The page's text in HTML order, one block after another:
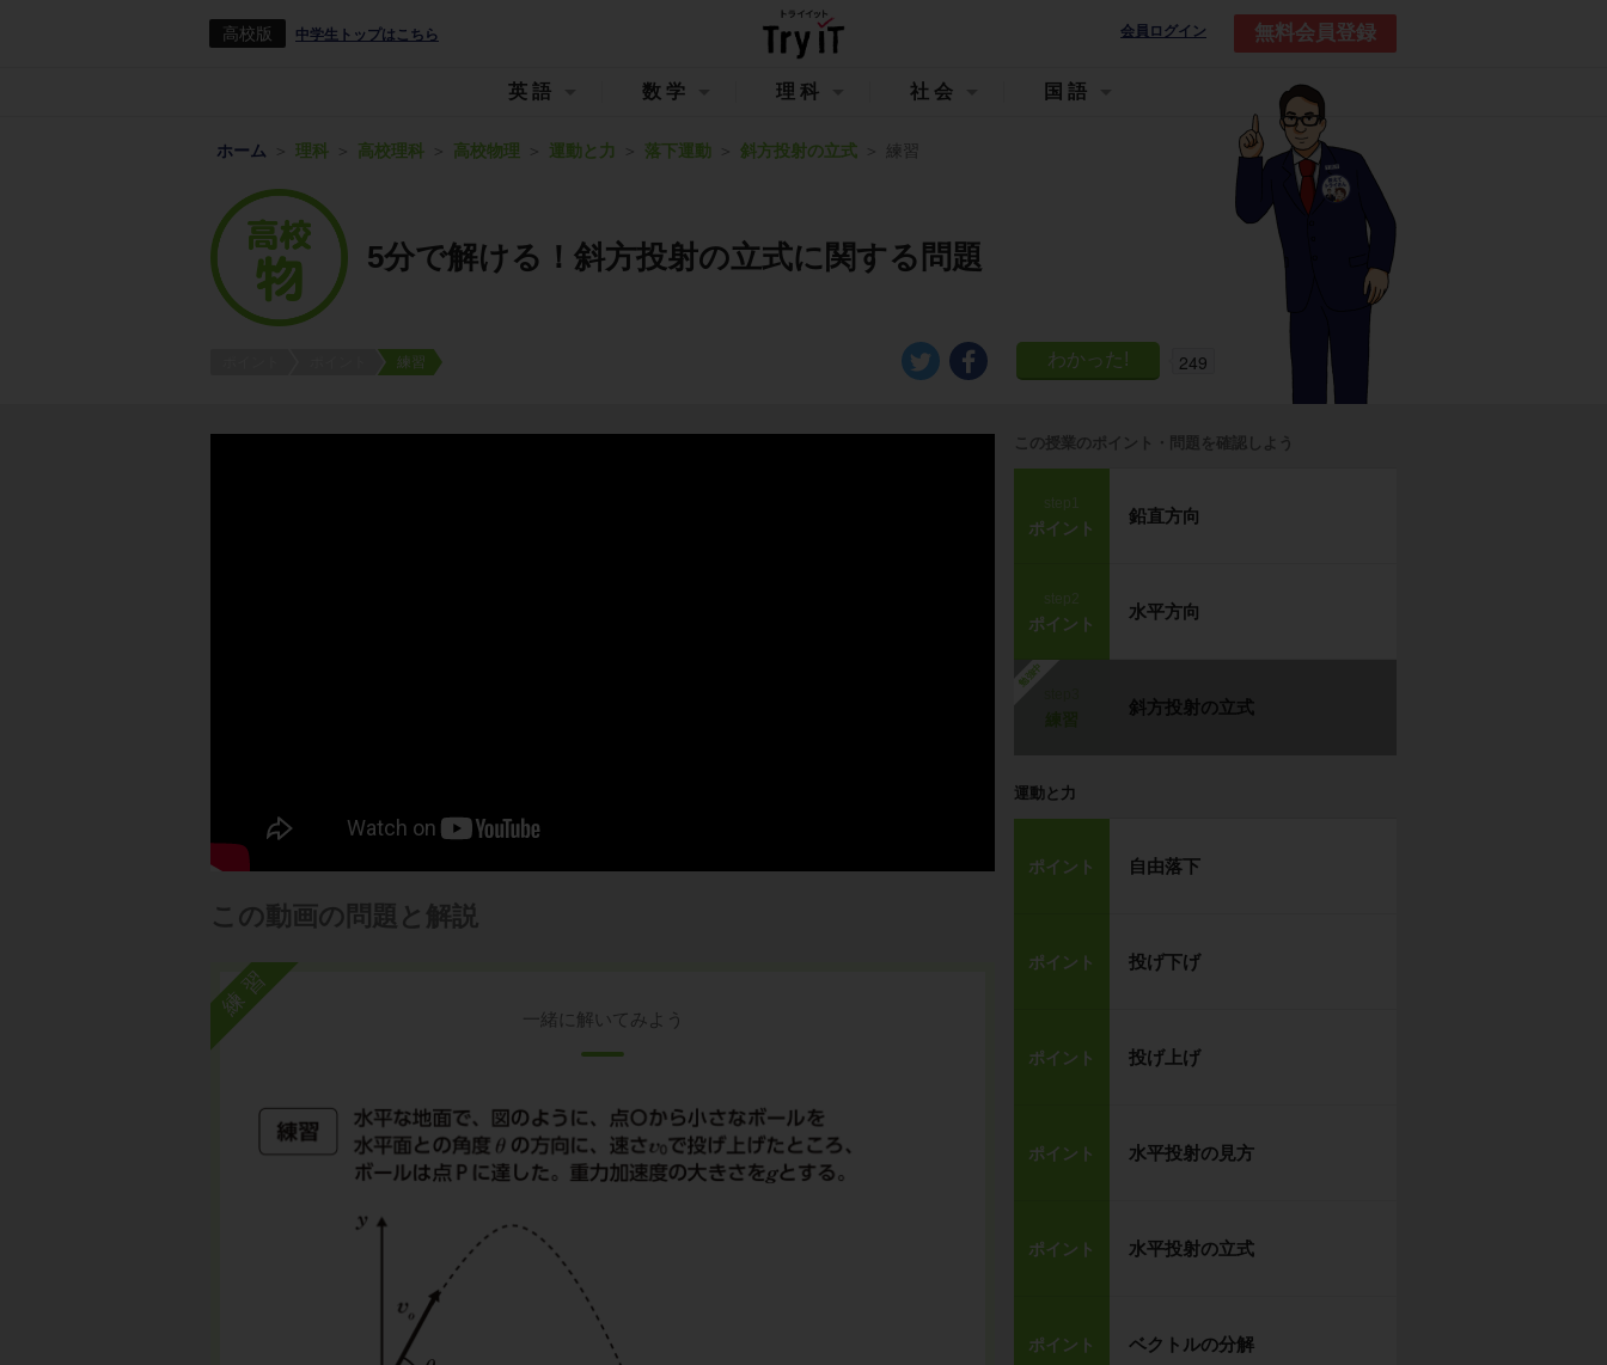
高校版 中学生トップはこちら 会員ログイン 無料会員登録
英語 数学 理科 社会 国語
ホーム 理科 高校理科 高校物理 運動と力 落下運動 斜方投射の立式 練習
5分で解ける！斜方投射の立式に関する問題
練習 249
この動画の問題と解説
練習 一緒に解いてみよう
この授業のポイント・問題を確認しよう
step1
ポイント
鉛直方向
step2
ポイント
水平方向
勉強中
斜方投射の立式
運動と力
ポイント 自由落下
ポイント 投げ下げ
ポイント 投げ上げ
ポイント 水平投射の見方
ポイント 水平投射の立式
ポイント ベクトルの分解